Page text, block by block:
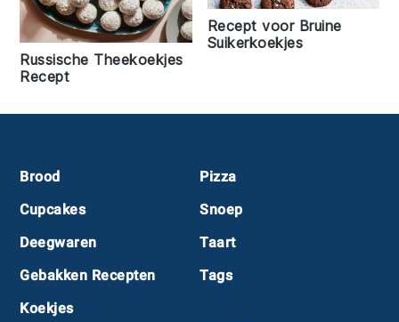
Russische Theekoekjes
Recept
Recept voor Bruine
Suikerkoekjes
Footer
Brood
Cupcakes
Deegwaren
Gebakken Recepten
Koekjes
Pizza
Snoep
Taart
Tags